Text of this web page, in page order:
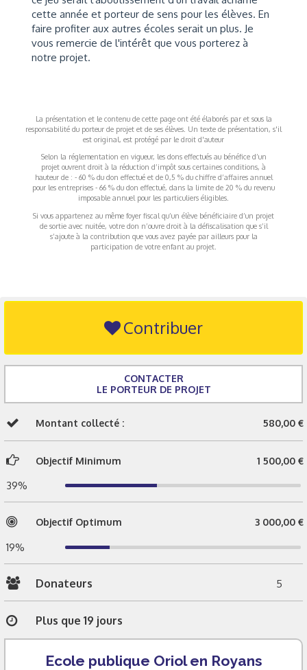
cette année et porteur de sens pour les élèves. En
faire profiter aux autres écoles serait un plus. Je
vous remercie de l'intérêt que vous porterez à
notre projet.
La présentation et le contenu de cette page ont été élaborés par et sous la
responsabilité du porteur de projet et de ses élèves. Un texte de présentation, s'il
est original, est protégé par le droit d'auteur
Selon la réglementation en vigueur, les dons effectués au bénéfice d’un
projet ouvrent droit à la réduction d’impôt sous certaines conditions, à
hauteur de : - 60 % du don effectué et de 0,5 % du chiffre d’affaires annuel
pour les entreprises - 66 % du don effectué, dans la limite de 20 % du revenu
imposable annuel pour les particuliers éligibles.
Si vous appartenez au même foyer fiscal qu’un élève bénéficiaire d’un projet
de sortie avec nuitée, votre don n’ouvre droit à la défiscalisation que s’il
s’ajoute à la contribution que vous avez payée par ailleurs pour la
participation de votre enfant au projet.
Contribuer
CONTACTER
LE PORTEUR DE PROJET
Montant collecté : 580,00 €
Objectif Minimum 1 500,00 €
39%
Objectif Optimum 3 000,00 €
19%
Donateurs 5
Plus que 19 jours
Ecole publique Oriol en Royans